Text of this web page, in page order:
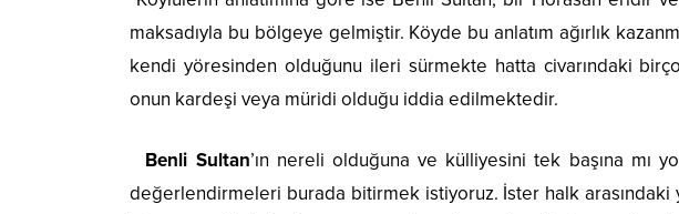
maksadıyla bu bölgeye gelmiştir. Köyde bu anlatım ağırlık
kendi yöresinden olduğunu ileri sürmekte hatta civarındaki
onun kardeşi veya müridi olduğu iddia edilmektedir.
Benli Sultan’ın nereli olduğuna ve külliyesini tek başına mı
değerlendirmeleri burada bitirmek istiyoruz. İster halk arasındaki